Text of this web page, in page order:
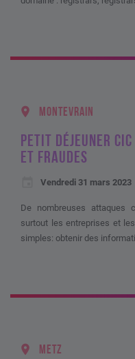
MONTEVRAIN
PETIT DÉJEUNER
ET FRAUDES
Vendredi 31 mars 2023
De nombreuses attaques
surtout les entreprises et
simples: obtenir des
METZ